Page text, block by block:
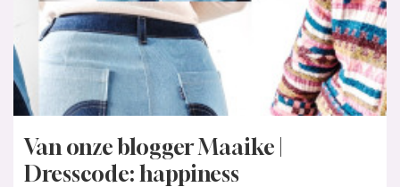
Van onze blogger Maaike |
Dresscode: happiness